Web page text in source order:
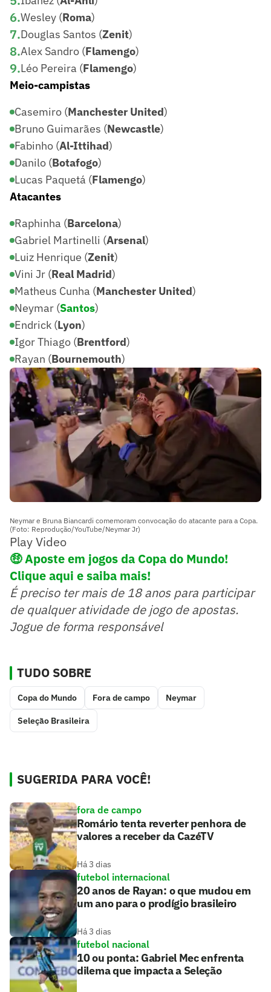
6.Wesley (Roma)
7.Douglas Santos (Zenit)
8.Alex Sandro (Flamengo)
9.Léo Pereira (Flamengo)
Meio-campistas
Casemiro (Manchester United)
Bruno Guimarães (Newcastle)
Fabinho (Al-Ittihad)
Danilo (Botafogo)
Lucas Paquetá (Flamengo)
Atacantes
Raphinha (Barcelona)
Gabriel Martinelli (Arsenal)
Luiz Henrique (Zenit)
Vini Jr (Real Madrid)
Matheus Cunha (Manchester United)
Neymar (Santos)
Endrick (Lyon)
Igor Thiago (Brentford)
Rayan (Bournemouth)
Neymar e Bruna Biancardi comemoram convocação do atacante para a Copa.
(Foto: Reprodução/YouTube/Neymar Jr)
Play Video
🤑Aposte em jogos da Copa do Mundo!
Clique aqui e saiba mais!
É preciso ter mais de 18 anos para participar
de qualquer atividade de jogo de apostas.
Jogue de forma responsável
TUDO SOBRE
Copa do Mundo Fora de campo Neymar
Seleção Brasileira
SUGERIDA PARA VOCÊ!
fora de campo
Romário tenta reverter penhora de
valores a receber da CazéTV
Há 3 dias
futebol internacional
20 anos de Rayan: o que mudou em
um ano para o prodígio brasileiro
Há 3 dias
futebol nacional
10 ou ponta: Gabriel Mec enfrenta
dilema que impacta a Seleção